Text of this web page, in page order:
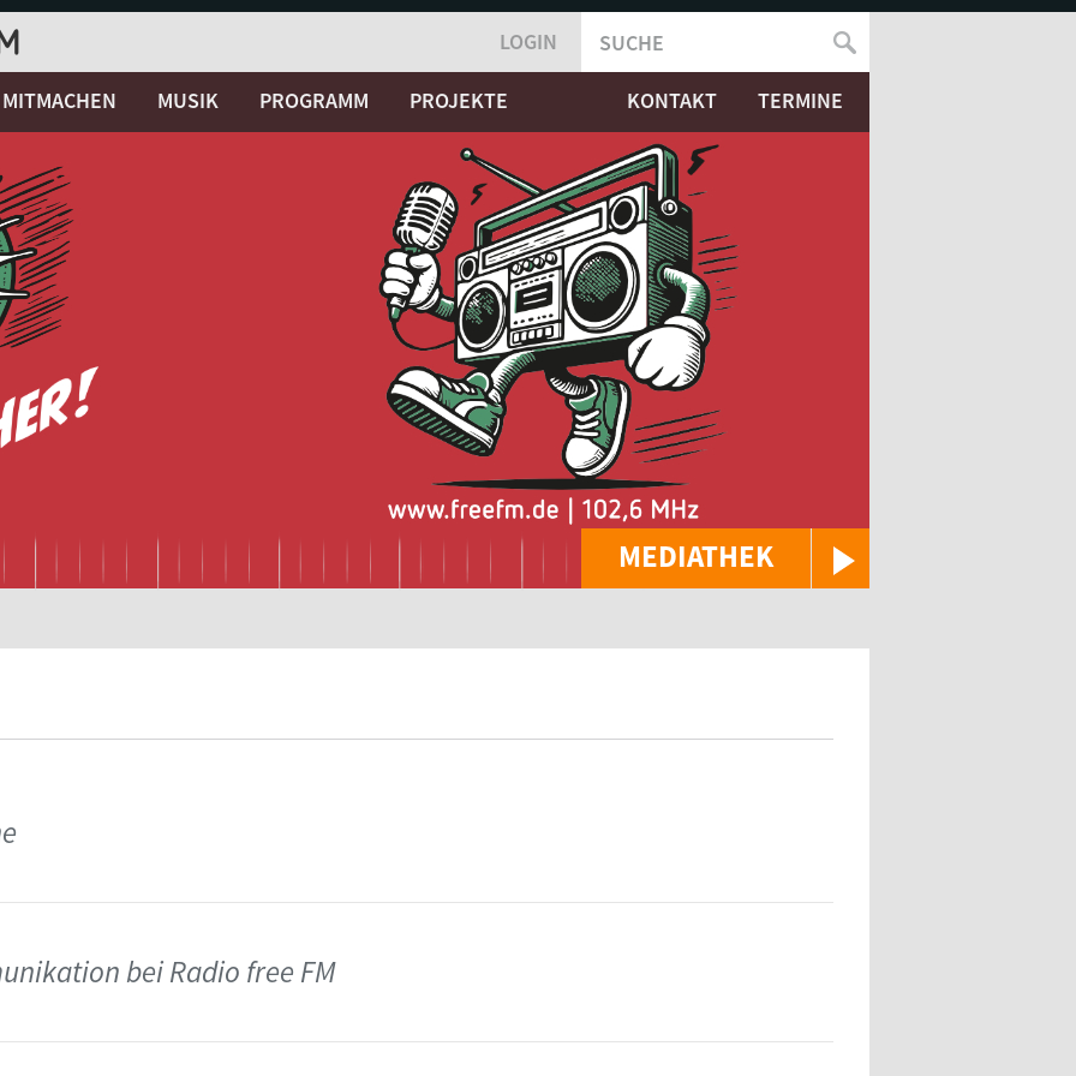
MEDIATHEK
LOGIN
SUCHFORMULAR
SUCHE
MITMACHEN MUSIK PROGRAMM PROJEKTE KONTAKT TERMINE
bei Radio free FM